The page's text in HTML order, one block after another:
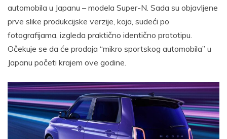
automobila u Japanu – modela Super-N. Sada su objavljene
prve slike produkcijske verzije, koja, sudeći po
fotografijama, izgleda praktično identično prototipu.
Očekuje se da će prodaja “mikro sportskog automobila” u
Japanu početi krajem ove godine.